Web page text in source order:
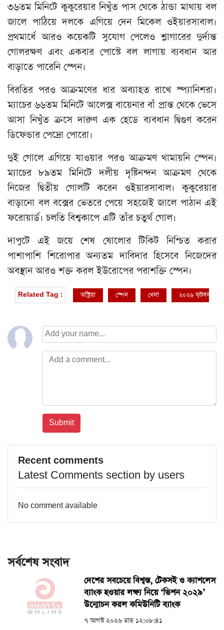
৩৬তম মিনিটে কুকুরেয়ার নিখুঁত পাস থেকে ঠান্ডা মাথায় বল
জালে পাঠিয়ে দলকে এগিয়ে দেন মিকেল ওইয়ারসাবাল।
প্রথমার্ধে আরও কয়েকটি সুযোগ পেলেও শ্লাগারের দুর্দান্ত
গোলরক্ষণ এবং একবার পোস্টে বল লাগায় ব্যবধান আর
বাড়াতে পারেনি স্পেন।
বিরতির পরও আক্রমণের ধার অব্যাহত রাখে স্প্যানিশরা।
ম্যাচের ৬৬তম মিনিটে আলেক্স বায়েনার বাঁ প্রান্ত থেকে ভেসে
আসা নিখুঁত ক্রসে দারুণ এক হেডে ব্যবধান দ্বিগুণ করেন
ডিফেন্ডার পেদ্রো পোরো।
দুই গোলে এগিয়ে যাওয়ার পরও আক্রমণ থামায়নি স্পেন।
ম্যাচের ৮৯তম মিনিটে দলীয় দৃষ্টিনন্দন আক্রমণ থেকে
নিজের দ্বিতীয় গোলটি করেন ওইয়ারসাবাল। কুকুরেয়ার
বাড়ানো বল বক্সের ভেতরে পেয়ে সহজেই জালে পাঠান এই
ফরোয়ার্ড। চলতি বিশ্বকাপে এটি তাঁর চতুর্থ গোল।
দাপুটে এই জয়ে শেষ ষোলোর টিকিট নিশ্চিত করার
পাশাপাশি শিরোপার অন্যতম দাবিদার হিসেবে নিজেদের
অবস্থান আরও শক্ত করল ইউরোপের পরাশক্তি স্পেন।
Related Tag : অস্ট্রিয়া স্পেন খেলা ২০২৬ ফুটবল
Recent comments
Latest Comments section by users
No comment available
সর্বশেষ সংবাদ
দেশের সবচেয়ে বিশ্বস্ত, টেকসই ও ক্যাশলেস
ব্যাংক হওয়ার লক্ষ্য নিয়ে ‘ভিশন ২০২৯’
উন্মোচন করল কমিউনিটি ব্যাংক
৭ আগস্ট ২০২৬ রাত ১২:০৮:৪১